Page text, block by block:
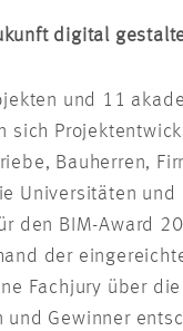
digital
und 11
sich
Bauherren,
Universitäten und
den BIM-Award
der
Fachjury über die
und Gewinner